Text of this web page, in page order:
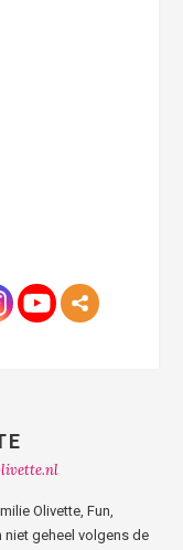
Olivette, Fun,
niet geheel volgens de